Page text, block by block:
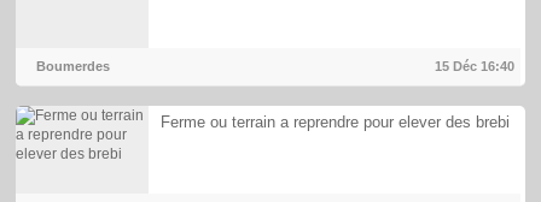
Boumerdes 15 Déc16:40
Ferme ou terrain a reprendre pour elever des brebi